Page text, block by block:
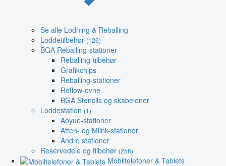
Se alle Lodning & Reballing
Loddetilbehør (126)
BGA Reballing-stationer
Reballing-tilbehør
Grafikchips
Reballing-stationer
Reflow-ovne
BGA Stencils og skabeloner
Loddestation (1)
Aoyue-stationer
Atten- og Mlink-stationer
Andre stationer
Reservedele og tilbehør (258)
Mobiltelefoner & Tablets